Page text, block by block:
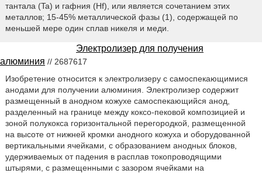
тантала (Ta) и гафния (Hf), или является сочетанием этих
металлов; 15-45% металлической фазы (1), содержащей по
меньшей мере один сплав никеля и меди.
Электролизер для получения
алюминия // 2687617
Изобретение относится к электролизеру с самоспекающимися
анодами для получении алюминия. Электролизер содержит
размещенный в анодном кожухе самоспекающийся анод,
разделенный на границе между коксо-пековой композицией и
зоной полукокса горизонтальной перегородкой, размещенной
на высоте от нижней кромки анодного кожуха и оборудованной
вертикальными ячейками, с образованием анодных блоков,
удерживаемых от падения в расплав токопроводящими
штырями, с размещенными с зазором ячейками на